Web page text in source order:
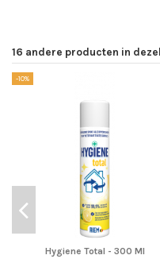
16 andere producten in
-10%
Hygiene Total - 300 Ml